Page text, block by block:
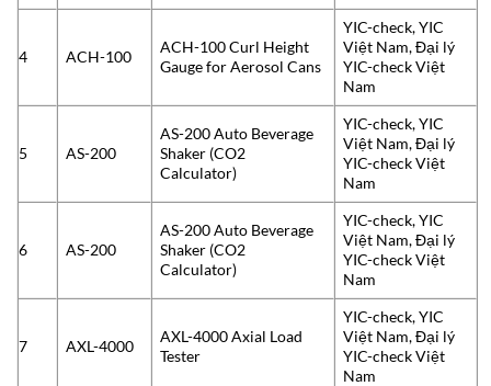
4 ACH-100
ACH-100 Curl Height
Gauge for Aerosol Cans
YIC-check, YIC
Việt Nam, Đại lý
YIC-check Việt
Nam
5 AS-200
AS-200 Auto Beverage
Shaker (CO2
Calculator)
YIC-check, YIC
Việt Nam, Đại lý
YIC-check Việt
Nam
6 AS-200
AS-200 Auto Beverage
Shaker (CO2
Calculator)
YIC-check, YIC
Việt Nam, Đại lý
YIC-check Việt
Nam
7 AXL-4000
AXL-4000 Axial Load
Tester
YIC-check, YIC
Việt Nam, Đại lý
YIC-check Việt
Nam